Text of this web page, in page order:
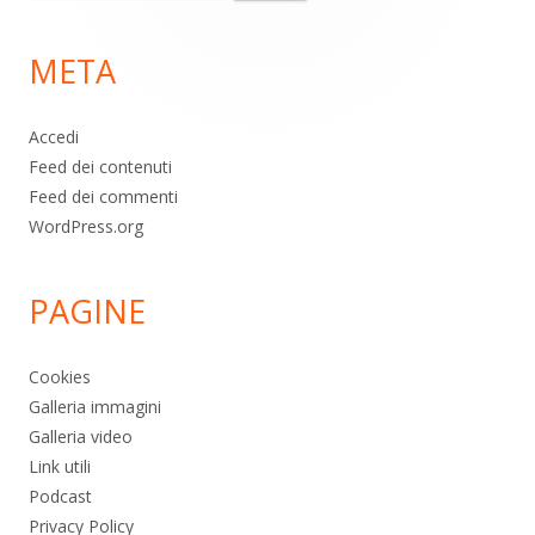
pagina
META
Accedi
Feed dei contenuti
Feed dei commenti
WordPress.org
PAGINE
Cookies
Galleria immagini
Galleria video
Link utili
Podcast
Privacy Policy